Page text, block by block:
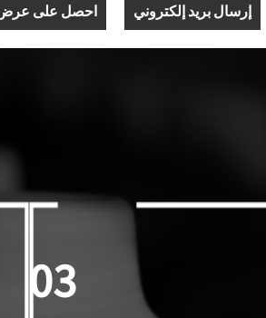
احصل على عرض إرسال بريد إلكتروني
03